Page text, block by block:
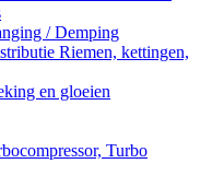
/ Demping
Riemen, kettingen,
en gloeien
Turbo